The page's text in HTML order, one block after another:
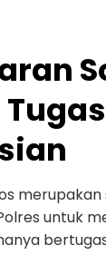
untuk